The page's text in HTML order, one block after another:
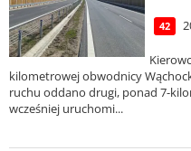
42
kilometrowej obwodnicy
ruchu oddano drugi, ponad 7-
wcześniej uruchomi...